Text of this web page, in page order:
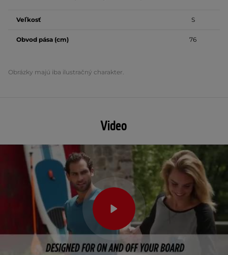
Veľkosť S
Obvod pása (cm) 76
Obrázky majú iba ilustračný charakter.
Video